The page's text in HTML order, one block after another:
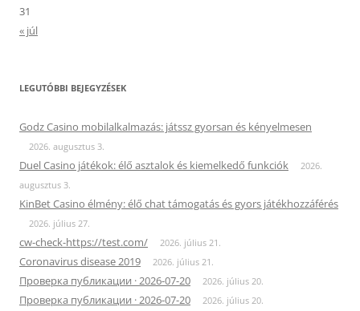
31
« júl
LEGUTÓBBI BEJEGYZÉSEK
Godz Casino mobilalkalmazás: játssz gyorsan és kényelmesen
2026. augusztus 3.
Duel Casino játékok: élő asztalok és kiemelkedő funkciók
2026.
augusztus 3.
KinBet Casino élmény: élő chat támogatás és gyors játékhozzáférés
2026. július 27.
cw-check-https://test.com/ 2026. július 21.
Coronavirus disease 2019 2026. július 21.
Проверка публикации · 2026-07-20 2026. július 20.
Проверка публикации · 2026-07-20 2026. július 20.